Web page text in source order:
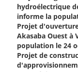
hydroélectrique
informe la
Projet
Akasaba Ouest à
population le 24
Projet de